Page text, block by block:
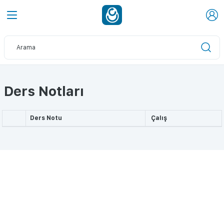
Ders Notları
Ders Notu Çalış